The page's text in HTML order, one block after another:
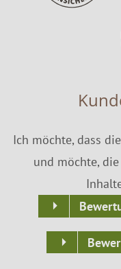
Ich möchte, dass
und möchte,